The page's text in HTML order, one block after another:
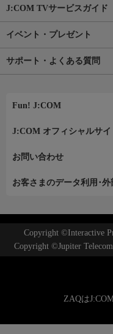
J:COM TVサービスガイド
イベント・プレゼント
サポート・よくある質問
Fun! J:COM
J:COM オフィシャルサイ
お問い合わせ
お客さまのデータ利用･
Copyright ©Interactive
Copyright ©Jupiter
ZAQは